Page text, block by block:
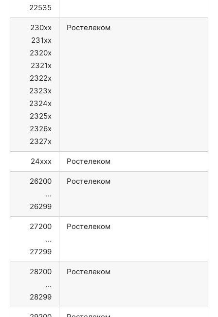
22535
230xx
231xx
2320x
2321x
2322x
2323x
2324x
2325x
2326x
2327x
Ростелеком
24xxx Ростелеком
26200
…
26299
Ростелеком
27200
…
27299
Ростелеком
28200
…
28299
Ростелеком